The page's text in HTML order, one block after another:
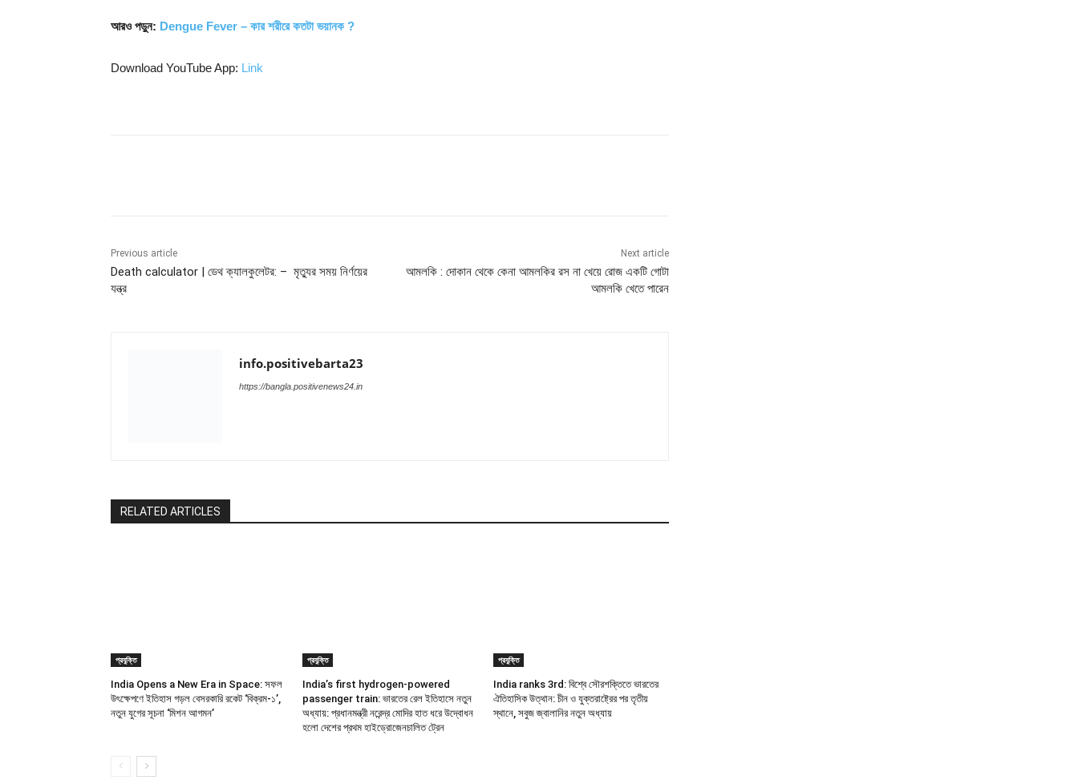
আরও পড়ুন: Dengue Fever – কার শরীরে কতটা ভয়ানক ?
Download YouTube App: Link
Previous article
Death calculator | ডেথ ক্যালকুলেটর: – মৃত্যুর সময় নির্ণয়ের
যন্ত্র
Next article
আমলকি : দোকান থেকে কেনা আমলকির রস না খেয়ে রোজ একটি গোটা
আমলকি খেতে পারেন
info.positivebarta23
https://bangla.positivenews24.in
RELATED ARTICLES
প্রযুক্তি
India Opens a New Era in Space: সফল
উৎক্ষেপণে ইতিহাস গড়ল বেসরকারি রকেট ‘বিক্রম-১’,
নতুন যুগের সূচনা ‘মিশন আগমন’
প্রযুক্তি
India’s first hydrogen-powered
passenger train: ভারতের রেল ইতিহাসে নতুন
অধ্যায়: প্রধানমন্ত্রী নরেন্দ্র মোদির হাত ধরে উদ্বোধন
হলো দেশের প্রথম হাইড্রোজেনচালিত ট্রেন
প্রযুক্তি
India ranks 3rd: বিশ্বে সৌরশক্তিতে ভারতের
ঐতিহাসিক উত্থান: চীন ও যুক্তরাষ্ট্রের পর তৃতীয়
স্থানে, সবুজ জ্বালানির নতুন অধ্যায়